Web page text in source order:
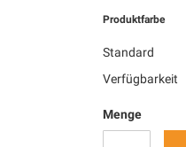
Produktfarbe
Standard
Verfügbarkeit
Menge